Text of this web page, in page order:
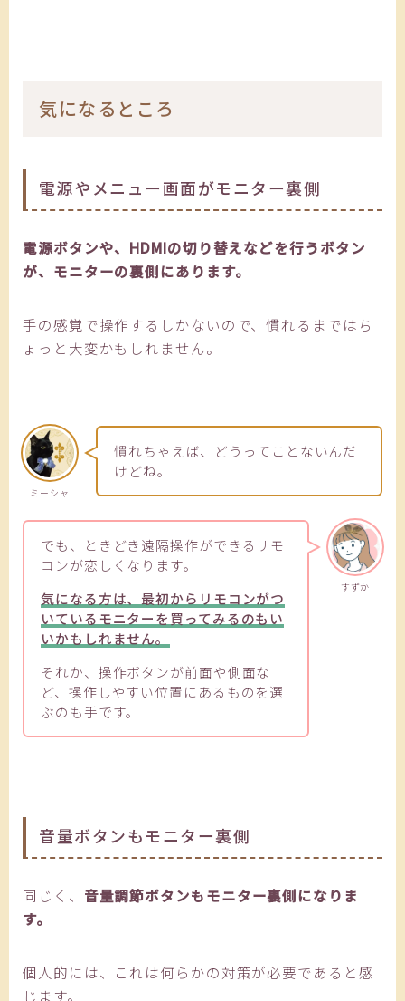
気になるところ
電源やメニュー画面がモニター裏側
電源ボタンや、HDMIの切り替えなどを行うボタン
が、モニターの裏側にあります。
手の感覚で操作するしかないので、慣れるまではち
ょっと大変かもしれません。
ミーシャ
慣れちゃえば、どうってことないんだ
けどね。
すずか
でも、ときどき遠隔操作ができるリモ
コンが恋しくなります。
気になる方は、最初からリモコンがつ
いているモニターを買ってみるのもい
いかもしれません。
それか、操作ボタンが前面や側面な
ど、操作しやすい位置にあるものを選
ぶのも手です。
音量ボタンもモニター裏側
同じく、 音量調節ボタンもモニター裏側になりま
す。
個人的には、これは何らかの対策が必要であると感
じます。